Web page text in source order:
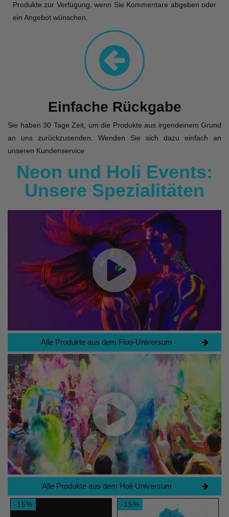
Produkte zur Verfügung, wenn Sie Kommentare abgeben oder
ein Angebot wünschen.
Einfache Rückgabe
Sie haben 30 Tage Zeit, um die Produkte aus irgendeinem Grund
an uns zurückzusenden. Wenden Sie sich dazu einfach an
unseren Kundenservice
Neon und Holi Events:
Unsere Spezialitäten
Alle Produkte aus dem Fluo-Universum
Alle Produkte aus dem Holi-Universum
-15% -15%